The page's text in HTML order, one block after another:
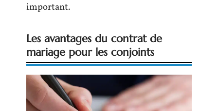
important.
Les avantages du contrat de
mariage pour les conjoints